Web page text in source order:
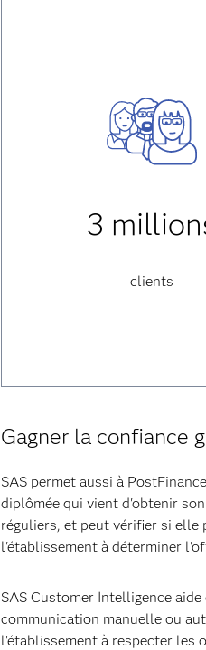
3
clients
Gagner la confiance
SAS permet aussi à
diplômée qui vient d'obtenir
réguliers, et peut vérifier si elle
l'établissement à déterminer
SAS Customer Intelligence
communication manuelle ou
l'établissement à respecter les